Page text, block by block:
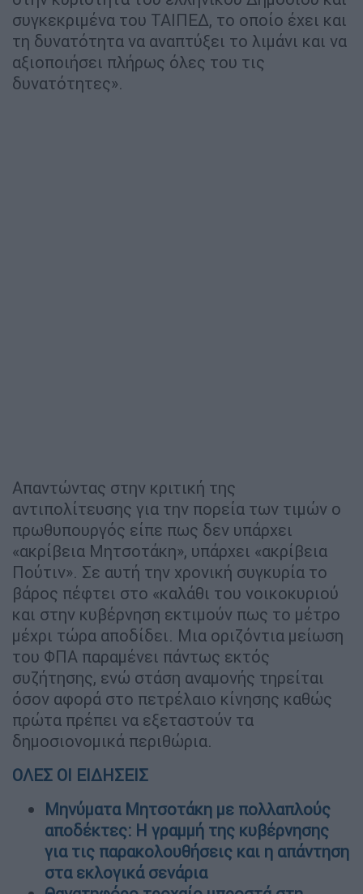
συγκεκριμένα του ΤΑΙΠΕΔ, το οποίο έχει και
τη δυνατότητα να αναπτύξει το λιμάνι και να
αξιοποιήσει πλήρως όλες του τις
δυνατότητες».
Απαντώντας στην κριτική της
αντιπολίτευσης για την πορεία των τιμών ο
πρωθυπουργός είπε πως δεν υπάρχει
«ακρίβεια Μητσοτάκη», υπάρχει «ακρίβεια
Πούτιν». Σε αυτή την χρονική συγκυρία το
βάρος πέφτει στο «καλάθι του νοικοκυριού
και στην κυβέρνηση εκτιμούν πως το μέτρο
μέχρι τώρα αποδίδει. Μια οριζόντια μείωση
του ΦΠΑ παραμένει πάντως εκτός
συζήτησης, ενώ στάση αναμονής τηρείται
όσον αφορά στο πετρέλαιο κίνησης καθώς
πρώτα πρέπει να εξεταστούν τα
δημοσιονομικά περιθώρια.
ΟΛΕΣ ΟΙ ΕΙΔΗΣΕΙΣ
Μηνύματα Μητσοτάκη με πολλαπλούς
αποδέκτες: Η γραμμή της κυβέρνησης
για τις παρακολουθήσεις και η απάντηση
στα εκλογικά σενάρια